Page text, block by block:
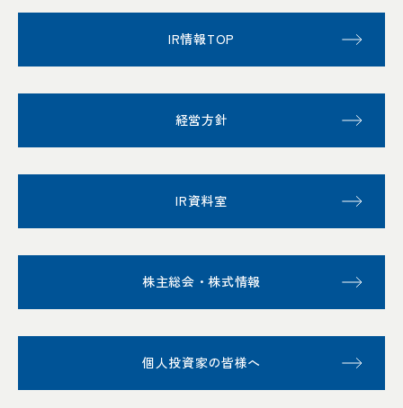
IR情報TOP
経営方針
IR資料室
株主総会・株式情報
個人投資家の皆様へ